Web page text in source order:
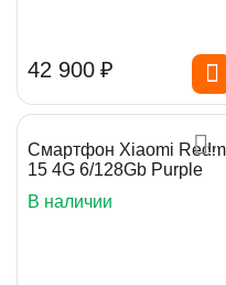
42 900 ₽
Смартфон Xiaomi
15 4G 6/128Gb Purple
В наличии